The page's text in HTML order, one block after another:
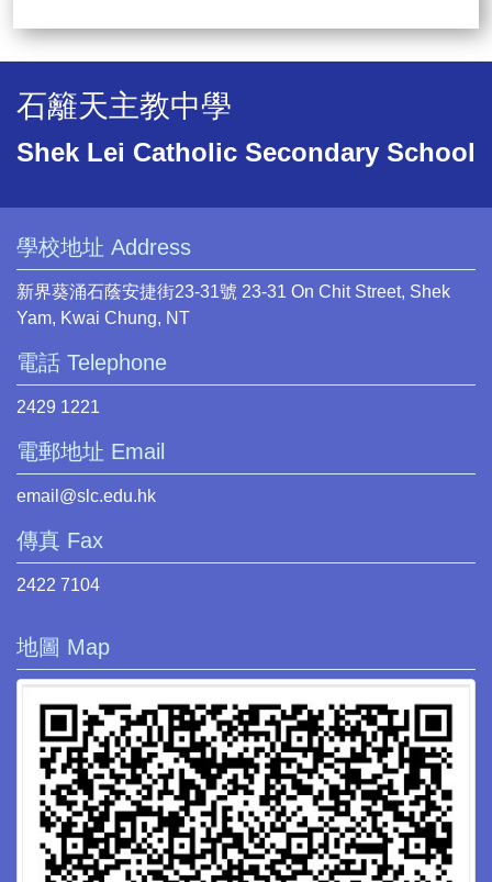
石籬天主教中學
Shek Lei Catholic Secondary School
學校地址 Address
新界葵涌石蔭安捷街23-31號 23-31 On Chit Street, Shek
Yam, Kwai Chung, NT
電話 Telephone
2429 1221
電郵地址 Email
email@slc.edu.hk
傳真 Fax
2422 7104
地圖 Map